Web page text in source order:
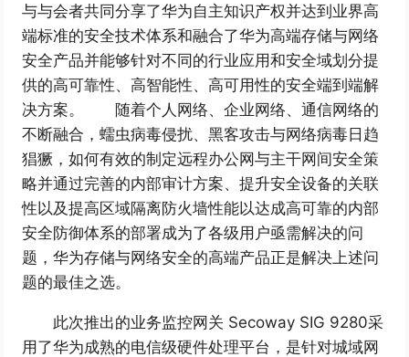
与与会者共同分享了华为自主知识产权并达到业界高
端标准的安全技术体系和融合了华为高端存储与网络
安全产品并能够针对不同的行业应用和安全域划分提
供的高可靠性、高智能性、高可用性的安全端到端解
决方案。 随着个人网络、企业网络、通信网络的
不断融合，蠕虫病毒侵扰、黑客攻击与网络病毒日趋
猖獗，如何有效的制定远程办公网与主干网间安全策
略并通过完善的内部审计方案、提升安全设备的关联
性以及提高区域隔离防火墙性能以达成高可靠的内部
安全防御体系的部署成为了各级用户亟需解决的问
题，华为存储与网络安全的高端产品正是解决上述问
题的最佳之选。
此次推出的业务监控网关 Secoway SIG 9280采
用了华为成熟的电信级硬件处理平台，是针对城域网